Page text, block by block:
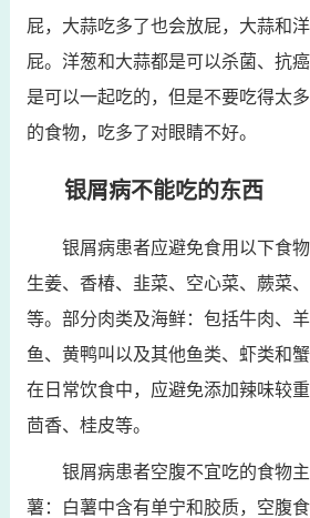
屁，大蒜吃多了也会放屁，大蒜和
屁。洋葱和大蒜都是可以杀菌、抗
是可以一起吃的，但是不要吃得太
的食物，吃多了对眼睛不好。
银屑病不能吃的东西
银屑病患者应避免食用以下食
生姜、香椿、韭菜、空心菜、蕨菜
等。部分肉类及海鲜：包括牛肉、
鱼、黄鸭叫以及其他鱼类、虾类和
在日常饮食中，应避免添加辣味较
茴香、桂皮等。
银屑病患者空腹不宜吃的食物
薯：白薯中含有单宁和胶质，空腹